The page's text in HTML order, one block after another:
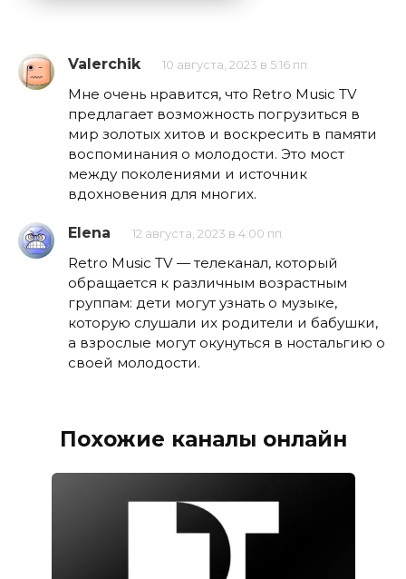
Valerchik 10 августа, 2023 в 5:16 пп
Мне очень нравится, что Retro Music TV
предлагает возможность погрузиться в
мир золотых хитов и воскресить в памяти
воспоминания о молодости. Это мост
между поколениями и источник
вдохновения для многих.
Elena 12 августа, 2023 в 4:00 пп
Retro Music TV — телеканал, который
обращается к различным возрастным
группам: дети могут узнать о музыке,
которую слушали их родители и бабушки,
а взрослые могут окунуться в ностальгию о
своей молодости.
Похожие каналы онлайн